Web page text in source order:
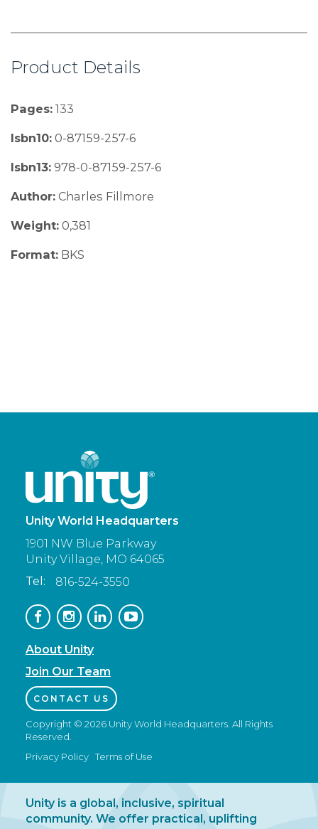
Product Details
Pages: 133
Isbn10: 0-87159-257-6
Isbn13: 978-0-87159-257-6
Author: Charles Fillmore
Weight: 0,381
Format: BKS
Unity World Headquarters
1901 NW Blue Parkway
Unity Village, MO 64065
Tel:
816-524-3550
About Unity
Join Our Team
CONTACT US
Copyright © 2026 Unity World Headquarters. All Rights
Reserved.
Privacy Policy Terms of Use
Unity is a global, inclusive, spiritual
community. We offer practical, uplifting